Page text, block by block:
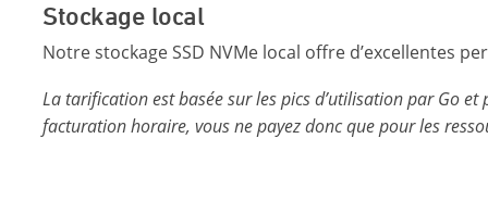
Stockage local
Notre stockage SSD NVMe local offre d’excellentes
La tarification est basée sur les pics d’utilisation par Go
facturation horaire, vous ne payez donc que pour les